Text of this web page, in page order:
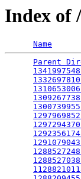
Index of
Name
Parent